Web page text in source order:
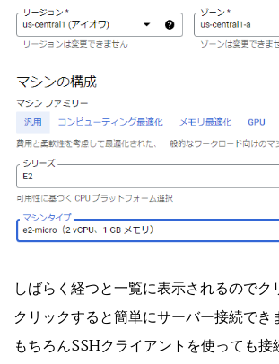
しばらく経つと一覧に表示されるので
クリックすると簡単にサーバー接続でき
もちろんSSHクライアントを使っても